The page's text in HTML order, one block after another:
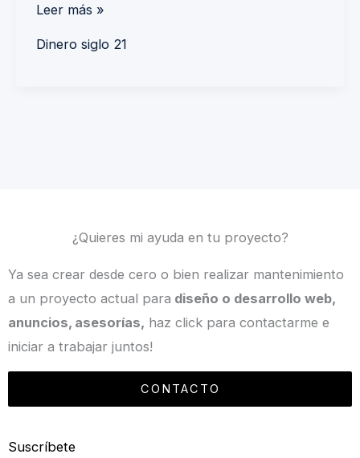
Leer más »
Dinero siglo 21
¿Quieres mi ayuda en tu proyecto?
Ya sea crear desde cero o bien realizar mantenimiento
a un proyecto actual para diseño o desarrollo web,
anuncios, asesorías, haz click para contactarme e
iniciar a trabajar juntos!
CONTACTO
Suscríbete